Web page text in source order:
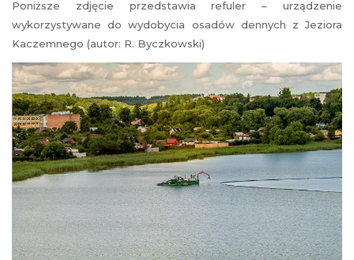
Poniższe zdjęcie przedstawia refuler – urządzenie
wykorzystywane do wydobycia osadów dennych z Jeziora
Kaczemnego (autor: R. Byczkowski)